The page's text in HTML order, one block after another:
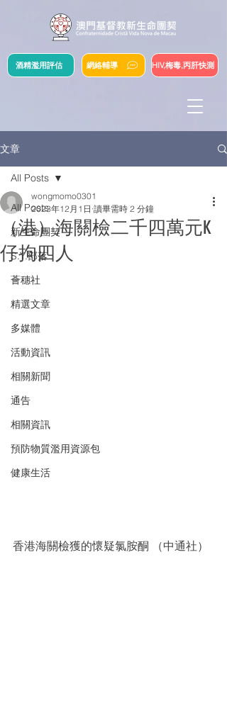
網絡輔導
酒精濫用評估 HIV,梅毒,丙肝快測
文章
All Posts
新生命團契
S.Y.部落
薈穗社
精選文章
多媒體
活動資訊
相關新聞
通告
相關資訊
預防物質濫用資源包
健康生活
All Posts
（港）海關檢二千四萬元K
仔拘四人
wongmomo0301
2023年12月1日 讀畢需時 2 分鐘
香港海關檢獲的懷疑氯胺酮 （中通社）